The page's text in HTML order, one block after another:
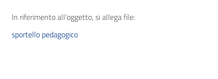
In riferimento all’oggetto, si allega file:
sportello pedagogico